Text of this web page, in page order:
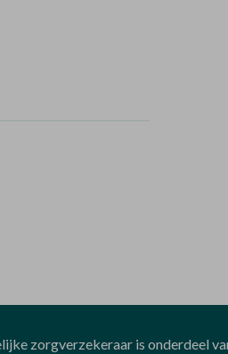
zorgverzekeraar is onderdeel